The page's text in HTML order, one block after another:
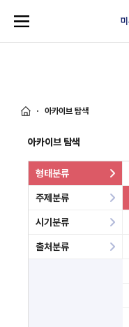
아카이브 탐색
아카이브 탐색
형태분류
주제분류
시기분류
출처분류